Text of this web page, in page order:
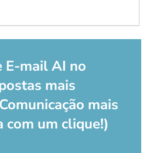
E-mail AI no
mais
mais
com um clique!)